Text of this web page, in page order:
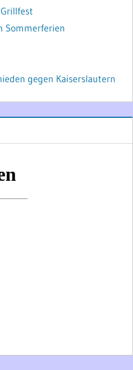
Sommerferien
gegen Kaiserslautern